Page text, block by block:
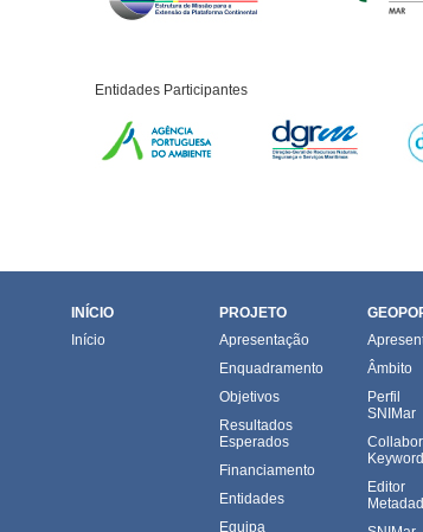
Entidades Participantes
INÍCIO
Início
PROJETO
Apresentação
Enquadramento
Objetivos
Resultados
Esperados
Financiamento
Entidades
Equipa
Âmbito
Perfil
SNIMar
Editor